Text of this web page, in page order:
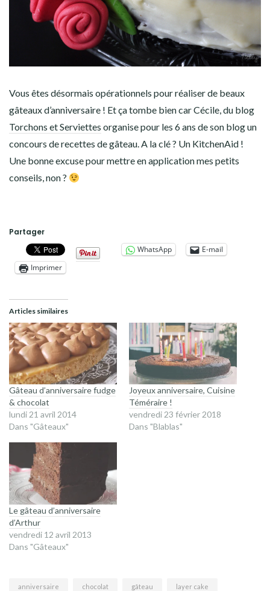
Vous êtes désormais opérationnels pour réaliser de beaux
gâteaux d’anniversaire ! Et ça tombe bien car Cécile, du blog
Torchons et Serviettes organise pour les 6 ans de son blog un
concours de recettes de gâteau. A la clé ? Un KitchenAid !
Une bonne excuse pour mettre en application mes petits
conseils, non ?
Partager
WhatsApp
E-mail
Imprimer
Articles similaires
Gâteau d’anniversaire fudge
& chocolat
lundi 21 avril 2014
Dans "Gâteaux"
Joyeux anniversaire, Cuisine
Téméraire !
vendredi 23 février 2018
Dans "Blablas"
Le gâteau d’anniversaire
d’Arthur
vendredi 12 avril 2013
Dans "Gâteaux"
anniversaire chocolat gâteau layer cake